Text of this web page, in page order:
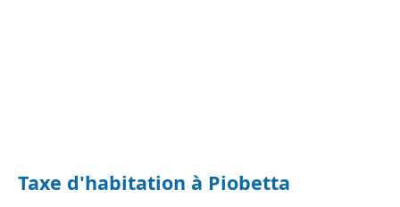
Taxe d'habitation à Piobetta